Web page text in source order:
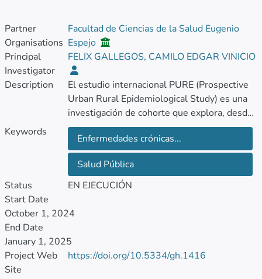
Partner
Organisations
Facultad de Ciencias de la Salud Eugenio
Espejo
Principal
Investigator
FELIX GALLEGOS, CAMILO EDGAR VINICIO
Description
El estudio internacional PURE (Prospective
Urban Rural Epidemiological Study) es una
investigación de cohorte que explora, desde
hace más de una década, la relación entre
factores sociales, económicos,
medioambientales y biológicos con las
enfermedades crónicas no transmisibles
(ECNT). Sus hallazgos muestran que los
mayor incidencia de eventos
la alta prevalencia de factores de riesgo
como a la limitada disponibilidad de servicios
Keywords
Enfermedades crónicas...
Salud Pública
Status
EN EJECUCIÓN
Start Date
October 1, 2024
End Date
January 1, 2025
Project Web
Site
https://doi.org/10.5334/gh.1416